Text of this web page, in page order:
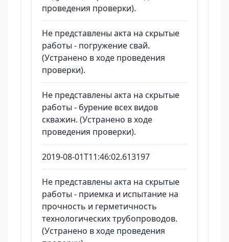
проведения проверки).
Не представлены акта на скрытые
работы - погружение свай.
(Устранено в ходе проведения
проверки).
Не представлены акта на скрытые
работы - бурение всех видов
скважин. (Устранено в ходе
проведения проверки).
2019-08-01T11:46:02.613197
Не представлены акта на скрытые
работы - приемка и испытание на
прочность и герметичность
технологических трубопроводов.
(Устранено в ходе проведения